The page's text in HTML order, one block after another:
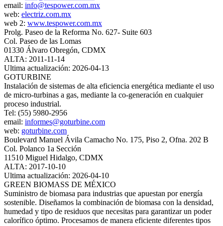
email: info@tespower.com.mx
web: electriz.com.mx
web 2: www.tespower.com.mx
Prolg. Paseo de la Reforma No. 627- Suite 603
Col. Paseo de las Lomas
01330 Álvaro Obregón, CDMX
ALTA: 2011-11-14
Ultima actualización: 2026-04-13
GOTURBINE
Instalación de sistemas de alta eficiencia energética mediante el uso
de micro-turbinas a gas, mediante la co-generación en cualquier
proceso industrial.
Tel: (55) 5980-2956
email: informes@goturbine.com
web: goturbine.com
Boulevard Manuel Ávila Camacho No. 175, Piso 2, Ofna. 202 B
Col. Polanco 1a Sección
11510 Miguel Hidalgo, CDMX
ALTA: 2017-10-10
Ultima actualización: 2026-04-10
GREEN BIOMASS DE MÉXICO
Suministro de biomasa para industrias que apuestan por energía
sostenible. Diseñamos la combinación de biomasa con la densidad,
humedad y tipo de residuos que necesitas para garantizar un poder
calorífico óptimo. Procesamos de manera eficiente diferentes tipos